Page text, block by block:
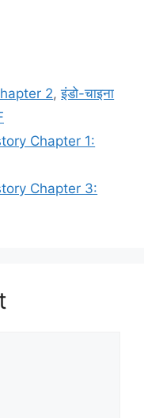
2,इंडो-चाइना
Chapter 1:
Chapter 3: